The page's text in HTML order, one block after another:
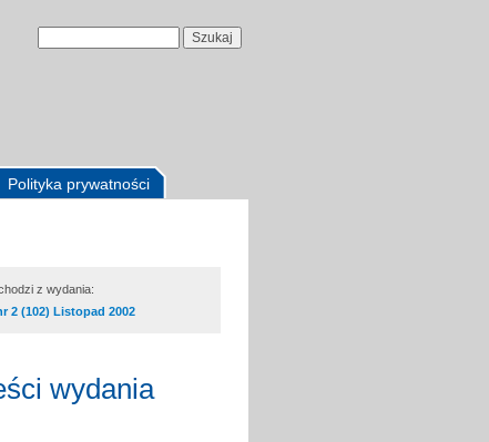
Polityka prywatności
z wydania:
2 (102) Listopad 2002
wydania